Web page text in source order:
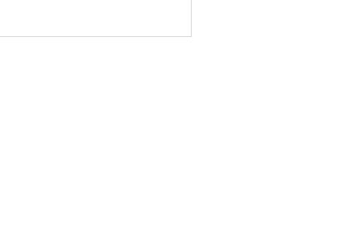
durante la primavera